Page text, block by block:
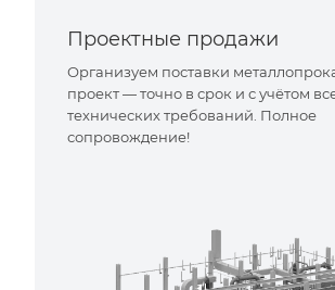
Проектные продажи
Организуем поставки
проект — точно в срок и с учётом
технических требований. Полное
сопровождение!